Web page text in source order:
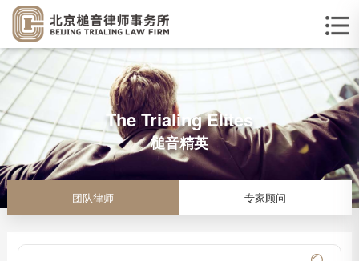
The Trialing Elites
槌音精英
团队律师 专家顾问